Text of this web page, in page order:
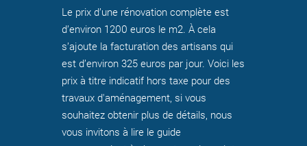
Le prix d’une rénovation complète est
d’environ 1200 euros le m2. À cela
s’ajoute la facturation des artisans qui
est d’environ 325 euros par jour. Voici les
prix à titre indicatif hors taxe pour des
travaux d'aménagement, si vous
souhaitez obtenir plus de détails, nous
vous invitons à lire le guide